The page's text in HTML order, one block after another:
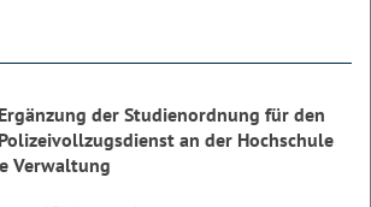
der Studienordnung für den
an der Hochschule
Verwaltung